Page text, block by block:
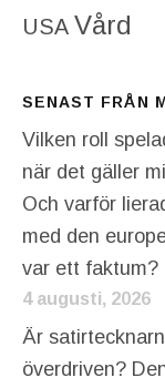
USA Vård
SENAST FRÅN
Vilken roll
när det gäller
Och varför
med den
var ett faktum?
4 augusti, 2026
Är
överdriven?